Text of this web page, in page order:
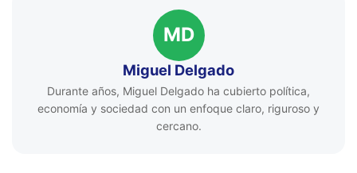
MD
Miguel Delgado
Durante años, Miguel Delgado ha cubierto política,
economía y sociedad con un enfoque claro, riguroso y
cercano.